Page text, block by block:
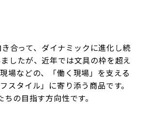
合って、ダイナミックに進化し続
したが、近年では文具の枠を超え
場などの、「働く現場」を支える
タイル」に寄り添う商品です。
の目指す方向性です。